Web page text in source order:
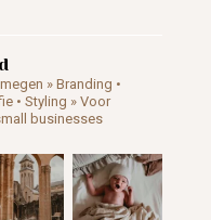
» Branding •
• Styling » Voor
businesses